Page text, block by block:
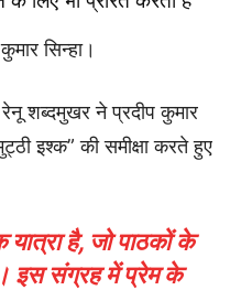
सिन्हा।
शब्दमुखर ने प्रदीप कुमार
इश्क” की समीक्षा करते हुए
है, जो पाठकों के
इस संग्रह में प्रेम के